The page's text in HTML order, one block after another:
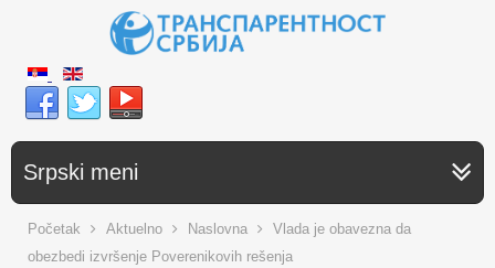
Srpski meni
Početak Aktuelno Naslovna
Vlada je obavezna da
obezbedi izvršenje Poverenikovih rešenja